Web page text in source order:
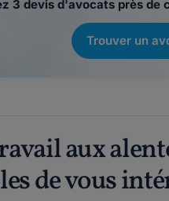
3 devis d'avocats près de
Trouver un
aux
de vous